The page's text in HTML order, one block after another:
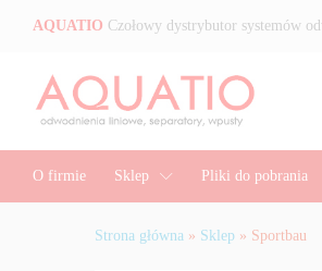
AQUATIO Czołowy dystrybutor systemów
O firmie Sklep Pliki do pobrania
Strona główna » Sklep » Sportbau
Opis